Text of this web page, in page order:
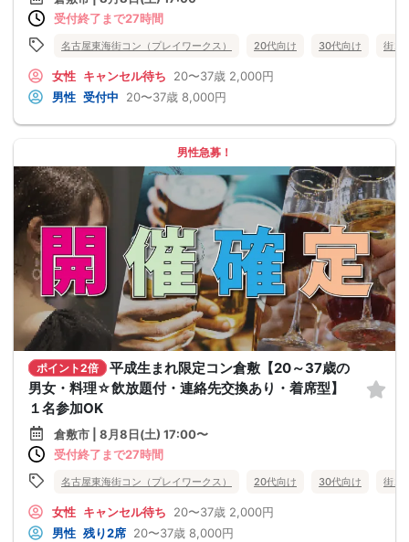
受付終了まで27時間
名古屋東海街コン（プレイワークス） 20代向け 30代向け 街コ
女性 キャンセル待ち 20〜37歳 2,000円
男性 受付中 20〜37歳 8,000円
男性急募！
ポイント2倍
平成生まれ限定コン倉敷【20～37歳の
男女・料理☆飲放題付・連絡先交換あり・着席型】
１名参加OK
倉敷市 | 8月8日(土) 17:00〜
受付終了まで27時間
名古屋東海街コン（プレイワークス） 20代向け 30代向け 街コ
女性 キャンセル待ち 20〜37歳 2,000円
男性 残り2席 20〜37歳 8,000円